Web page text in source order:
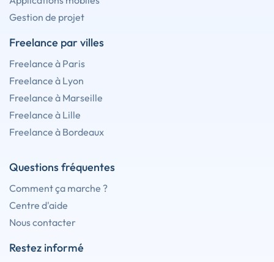
Gestion de projet
Freelance par villes
Freelance à Paris
Freelance à Lyon
Freelance à Marseille
Freelance à Lille
Freelance à Bordeaux
Questions fréquentes
Comment ça marche ?
Centre d'aide
Nous contacter
Restez informé